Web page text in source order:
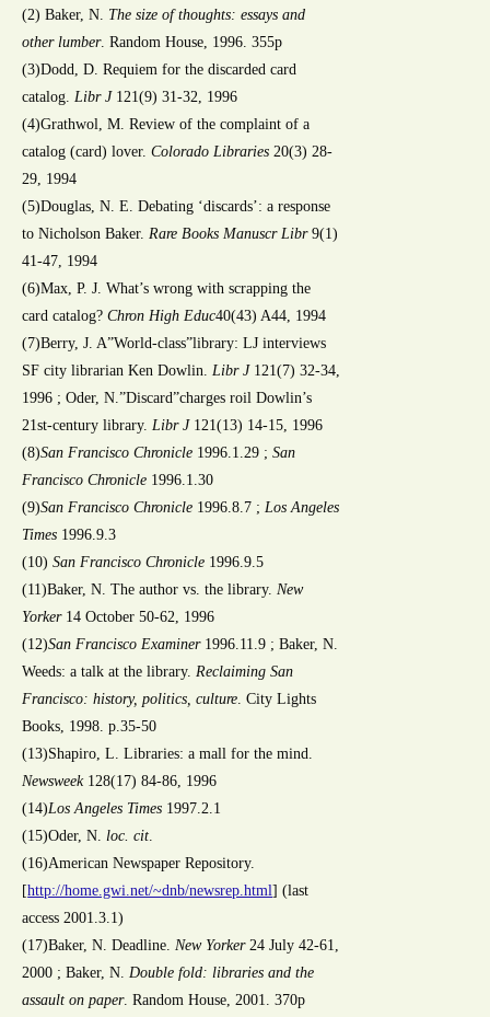
(2) Baker, N. The size of thoughts: essays and
other lumber. Random House, 1996. 355p
(3)Dodd, D. Requiem for the discarded card
catalog. Libr J121(9) 31-32, 1996
(4)Grathwol, M. Review of the complaint of a
catalog (card) lover.Colorado Libraries 20(3) 28-
29, 1994
(5)Douglas, N. E. Debating ‘discards’: a response
to Nicholson Baker. Rare Books Manuscr Libr9(1)
41-47, 1994
(6)Max, P. J. What’s wrong with scrapping the
card catalog?Chron High Educ40(43) A44, 1994
(7)Berry, J. A”World-class”library: LJ interviews
SF city librarian Ken Dowlin. Libr J121(7) 32-34,
1996 ; Oder, N.”Discard”charges roil Dowlin’s
21st-century library. Libr J121(13) 14-15, 1996
(8)San Francisco Chronicle 1996.1.29 ;San
Francisco Chronicle 1996.1.30
(9)San Francisco Chronicle 1996.8.7 ; Los Angeles
Times 1996.9.3
(10)San Francisco Chronicle 1996.9.5
(11)Baker, N. The author vs. the library. New
Yorker14 October 50-62, 1996
(12)San Francisco Examiner1996.11.9 ; Baker, N.
Weeds: a talk at the library. Reclaiming San
Francisco: history, politics, culture . City Lights
Books, 1998. p.35-50
(13)Shapiro, L. Libraries: a mall for the mind.
Newsweek128(17) 84-86, 1996
(14)Los Angeles Times 1997.2.1
(15)Oder, N. loc. cit
(16)American Newspaper Repository.
[http://home.gwi.net/~dnb/newsrep.html] (last
access 2001.3.1)
(17)Baker, N. Deadline. New Yorker24 July 42-61,
2000 ; Baker, N. Double fold: libraries and the
assault on paper. Random House, 2001. 370p